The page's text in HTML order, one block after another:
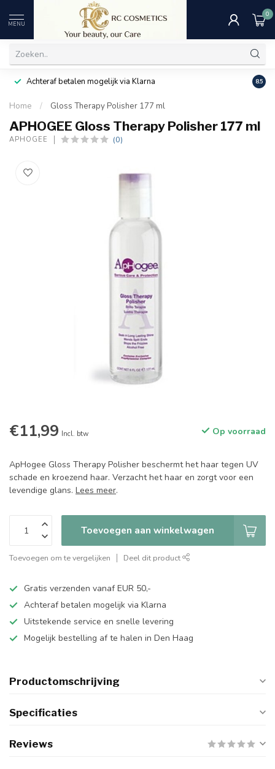
MENU
0
Achteraf betalen mogelijk via Klarna 8.5
Home / Gloss Therapy Polisher 177 ml
APHOGEE Gloss Therapy Polisher 177 ml
APHOGEE (0)
€11,99 Incl. btw Op voorraad
ApHogee Gloss Therapy Polisher beschermt het haar tegen UV
schade en kroezend haar. Verzacht het haar en zorgt voor een
levendige glans. Lees meer.
Toevoegen aan winkelwagen
Toevoegen om te vergelijken Deel dit product
Gratis verzenden vanaf EUR 50,-
Achteraf betalen mogelijk via Klarna
Uitstekende service en snelle levering
Mogelijk bestelling af te halen in Den Haag
Productomschrijving
Specificaties
Reviews